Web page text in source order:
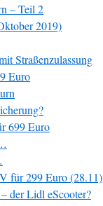
– Teil 2
2019)
Straßenzulassung
Euro
699 Euro
für 299 Euro (28.11)
der Lidl eScooter?